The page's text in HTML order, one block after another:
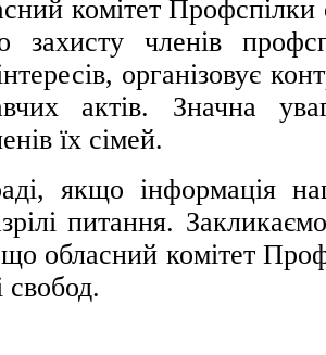
комітет Профспілки
захисту членів
організовує
актів. Значна
їх сімей.
якщо інформація
питання.
обласний комітет
свобод.